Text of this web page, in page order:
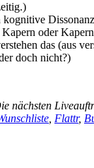
oder
das (aus
doch nicht?)
nächsten
, Flattr,